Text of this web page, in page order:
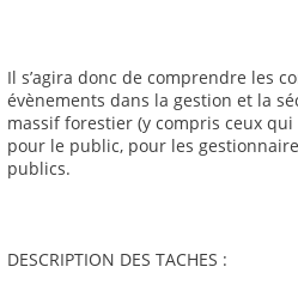
Il s’agira donc de comprendre les
évènements dans la gestion et la
massif forestier (y compris ceux qui
pour le public, pour les
publics.
DESCRIPTION DES TACHES :